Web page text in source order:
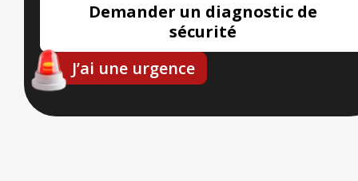
Demander un diagnostic de
sécurité
J’ai une urgence